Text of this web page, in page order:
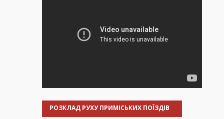
РОЗКЛАД РУХУ ПРИМІСЬКИХ ПОЇЗДІВ